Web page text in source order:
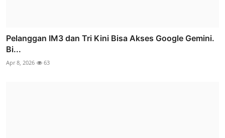
Pelanggan IM3 dan Tri Kini Bisa Akses Google Gemini.
Bi...
Apr 8, 2026 63